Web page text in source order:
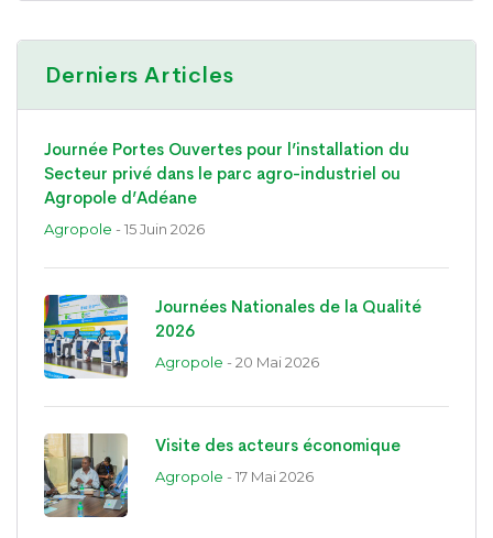
Derniers Articles
Journée Portes Ouvertes pour l’installation du
Secteur privé dans le parc agro-industriel ou
Agropole d’Adéane
Agropole - 15 Juin 2026
Journées Nationales de la Qualité
2026
Agropole - 20 Mai 2026
Visite des acteurs économique
Agropole - 17 Mai 2026